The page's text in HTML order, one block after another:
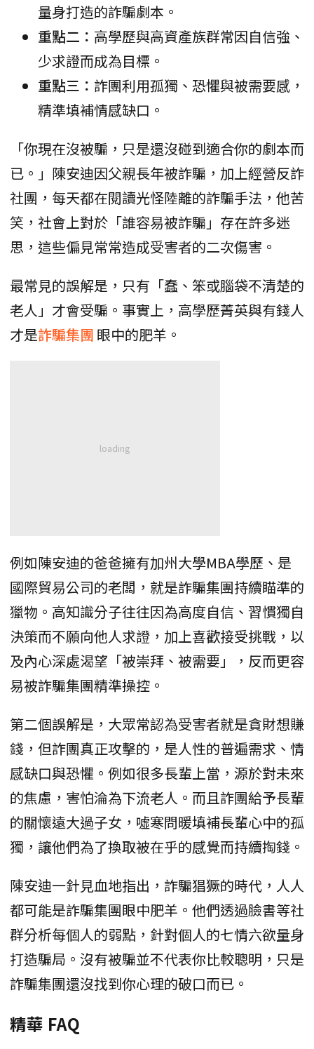
量身打造的詐騙劇本。
重點二： 高學歷與高資產族群常因自信強、
少求證而成為目標。
重點三： 詐團利用孤獨、恐懼與被需要感，
精準填補情感缺口。
「你現在沒被騙，只是還沒碰到適合你的劇本而
已。」陳安迪因父親長年被詐騙，加上經營反詐
社團，每天都在閱讀光怪陸離的詐騙手法，他苦
笑，社會上對於「誰容易被詐騙」存在許多迷
思，這些偏見常常造成受害者的二次傷害。
最常見的誤解是，只有「蠢、笨或腦袋不清楚的
老人」才會受騙。事實上，高學歷菁英與有錢人
才是詐騙集團 眼中的肥羊。
例如陳安迪的爸爸擁有加州大學MBA學歷、是
國際貿易公司的老闆，就是詐騙集團持續瞄準的
獵物。高知識分子往往因為高度自信、習慣獨自
決策而不願向他人求證，加上喜歡接受挑戰，以
及內心深處渴望「被崇拜、被需要」，反而更容
易被詐騙集團精準操控。
第二個誤解是，大眾常認為受害者就是貪財想賺
錢，但詐團真正攻擊的，是人性的普遍需求、情
感缺口與恐懼。例如很多長輩上當，源於對未來
的焦慮，害怕淪為下流老人。而且詐團給予長輩
的關懷遠大過子女，噓寒問暖填補長輩心中的孤
獨，讓他們為了換取被在乎的感覺而持續掏錢。
陳安迪一針見血地指出，詐騙猖獗的時代，人人
都可能是詐騙集團眼中肥羊。他們透過臉書等社
群分析每個人的弱點，針對個人的七情六欲量身
打造騙局。沒有被騙並不代表你比較聰明，只是
詐騙集團還沒找到你心理的破口而已。
精華 FAQ